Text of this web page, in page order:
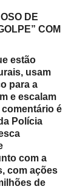
DE
COM
estão
usam
para a
e escalam
comentário é
Polícia
com a
com ações
de